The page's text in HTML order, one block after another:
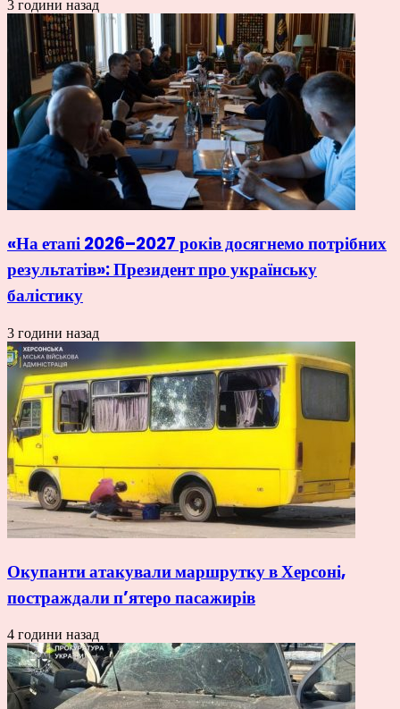
3 години назад
«На етапі 2026–2027 років досягнемо потрібних
результатів»: Президент про українську
балістику
3 години назад
Окупанти атакували маршрутку в Херсоні,
постраждали п’ятеро пасажирів
4 години назад